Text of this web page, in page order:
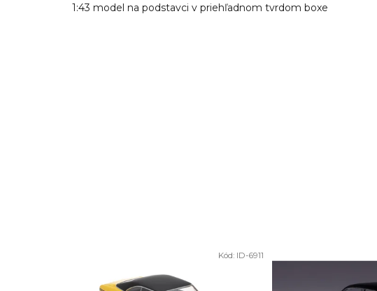
1:43 model na podstavci v priehľadnom tvrdom boxe
Kód: ID-6911